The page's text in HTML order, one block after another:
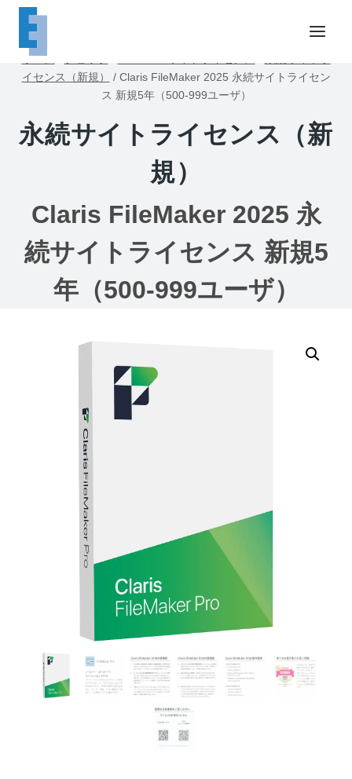
ホーム
イセンス（新規）
/ Claris FileMaker 2025 永続サイトライセン
ス 新規5年（500-999ユーザ）
永続サイトライセンス（新
規）
Claris FileMaker 2025 永
続サイトライセンス 新規5
年（500-999ユーザ）